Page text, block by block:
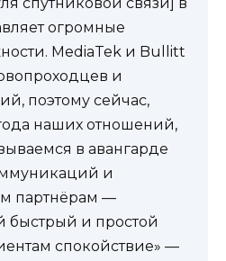
спутниковой связи] в
огромные
MediaTek и Bullitt
и
поэтому сейчас,
наших отношений,
в авангарде
и
партнёрам —
быстрый и простой
спокойствие» —